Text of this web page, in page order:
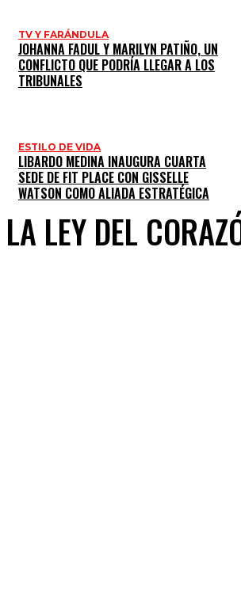
TV Y FARÁNDULA
JOHANNA FADUL Y MARILYN PATIÑO, UN
CONFLICTO QUE PODRÍA LLEGAR A LOS
TRIBUNALES
ESTILO DE VIDA
LIBARDO MEDINA INAUGURA CUARTA
SEDE DE FIT PLACE CON GISSELLE
WATSON COMO ALIADA ESTRATÉGICA
LA LEY DEL